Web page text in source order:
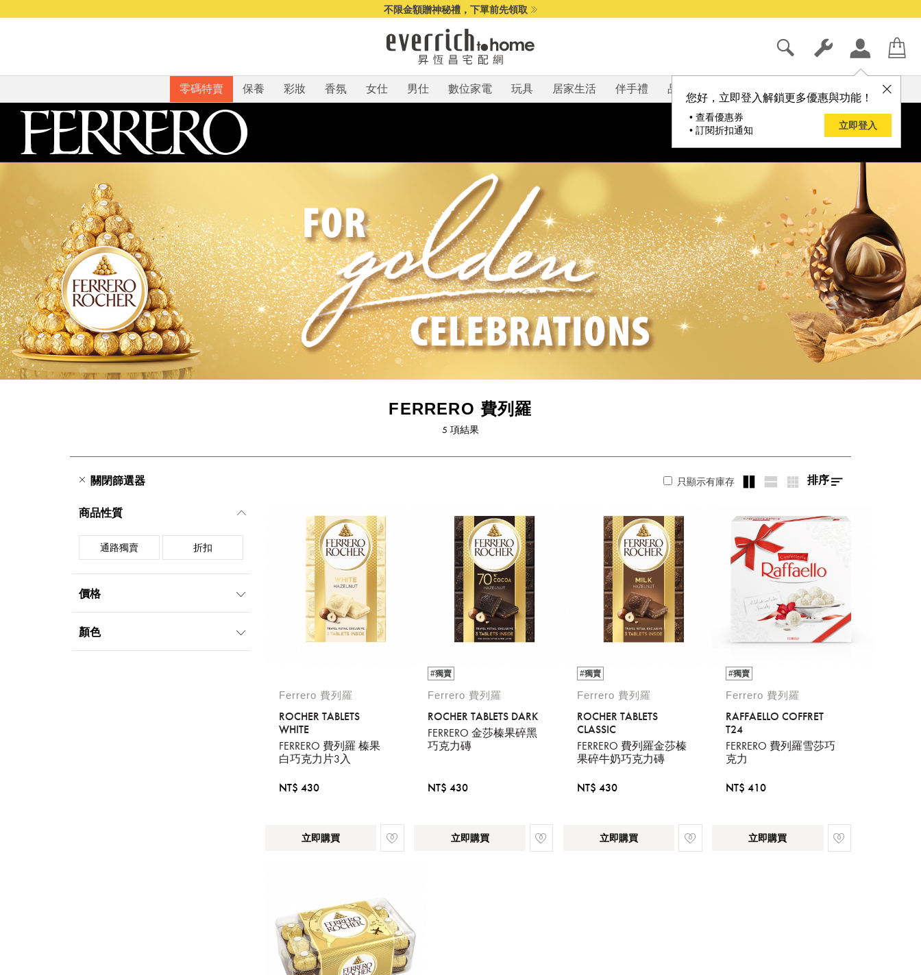
不限金額贈神秘禮，下單前先領取
您好，立即登入解鎖更多優惠與功能！
• 查看優惠券
• 訂閱折扣通知
立即登入
零碼特賣 保養 彩妝 香氛 女仕 男仕 數位家電 玩具 居家生活 伴手禮 品牌
FERRERO 費列羅
5 項結果
關閉篩選器 只顯示有庫存 排序
商品性質
通路獨賣 折扣
價格
999元以下
顏色
Ferrero 費列羅
ROCHER TABLETS
WHITE
FERRERO 費列羅 榛果
白巧克力片3入
NT$ 430
立即購買
#獨賣
Ferrero 費列羅
ROCHER TABLETS DARK
FERRERO 金莎榛果碎黑
巧克力磚
NT$ 430
立即購買
#獨賣
Ferrero 費列羅
ROCHER TABLETS
CLASSIC
FERRERO 費列羅金莎榛
果碎牛奶巧克力磚
NT$ 430
立即購買
#獨賣
Ferrero 費列羅
RAFFAELLO COFFRET
T24
FERRERO 費列羅雪莎巧
克力
NT$ 410
立即購買